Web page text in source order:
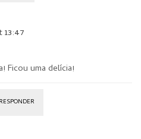
13:47
Ficou uma delícia!
RESPONDER